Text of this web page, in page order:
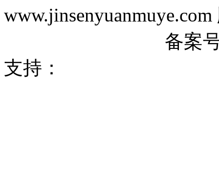
备案
支持：